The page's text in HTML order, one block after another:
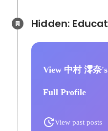
View 中村 澪奈's
Full Profile
View past posts